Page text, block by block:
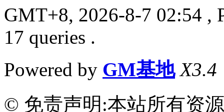
GMT+8, 2026-8-7 02:54 ,
17 queries .
Powered by GM基地 X3.4
© 免责声明:本站所有资